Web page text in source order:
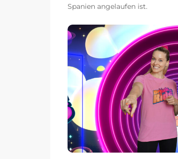
Spanien angelaufen ist.